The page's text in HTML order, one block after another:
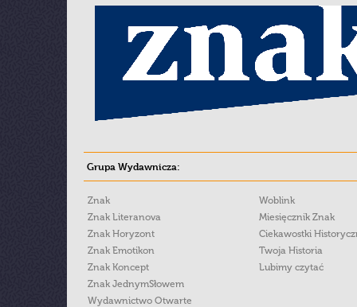
Grupa Wydawnicza:
Znak
Znak Literanova
Znak Horyzont
Znak Emotikon
Znak Koncept
Znak JednymSłowem
Wydawnictwo Otwarte
Woblink
Miesięcznik Znak
Ciekawostki
Twoja Historia
Lubimy czytać